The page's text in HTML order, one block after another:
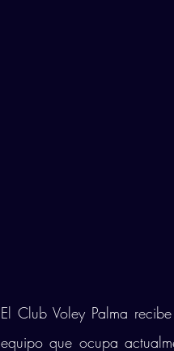
El Club Voley Palma
equipo que ocupa